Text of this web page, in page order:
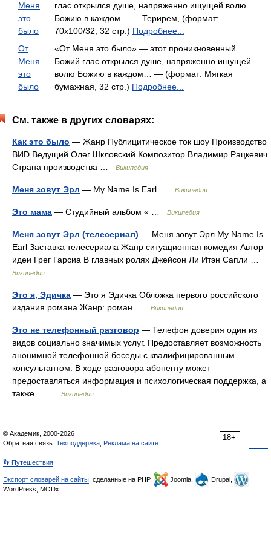
Меня
это
было
глас открылся душе, напряженно ищущей волю
Божию в каждом… — Терирем, (формат:
70x100/32, 32 стр.) Подробнее...
От
Меня
это
было
«От Меня это было» — этот проникновенный
Божий глас открылся душе, напряженно ищущей
волю Божию в каждом… — (формат: Мягкая
бумажная, 32 стр.) Подробнее...
См. также в других словарях:
Как это было — Жанр Публицитическое ток шоу Производство
ВИD Ведущий Олег Шкловский Композитор Владимир Рацкевич
Страна производства …
Википедия
Меня зовут Эрл — My Name Is Earl … Википедия
Это мама — Студийный альбом « … Википедия
Меня зовут Эрл (телесериал) — Меня зовут Эрл My Name Is
Earl Заставка телесериала Жанр ситуационная комедия Автор
идеи Грег Гарсиа В главных ролях Джейсон Ли Итэн Сапли …
Википедия
Это я, Эдичка — Это я Эдичка Обложка первого российского
издания романа Жанр: роман …
Википедия
Это не телефонный разговор — Телефон доверия один из
видов социально значимых услуг. Предоставляет возможность
анонимной телефонной беседы с квалифицированным
консультантом. В ходе разговора абоненту может
предоставляться информация и психологическая поддержка, а
также… …
Википедия
18+
© Академик, 2000-2026
Обратная связь: Техподдержка Реклама на сайте
👣 Путешествия
Экспорт словарей на сайты , сделанные на PHP, Joomla,
Drupal,
WordPress, MODx.